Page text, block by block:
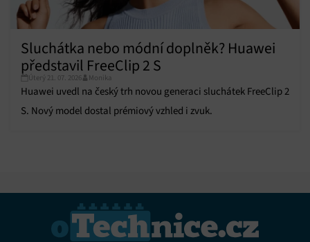
Sluchátka nebo módní doplněk? Huawei
představil FreeClip 2 S
Úterý 21. 07. 2026 Monika
Huawei uvedl na český trh novou generaci sluchátek FreeClip 2
S. Nový model dostal prémiový vzhled i zvuk.